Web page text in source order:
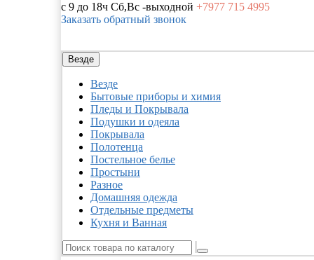
с 9 до 18ч Сб,Вс -выходной +7977 715 4995
Заказать обратный звонок
Везде
Везде
Бытовые приборы и химия
Пледы и Покрывала
Подушки и одеяла
Покрывала
Полотенца
Постельное белье
Простыни
Разное
Домашняя одежда
Отдельные предметы
Кухня и Ванная